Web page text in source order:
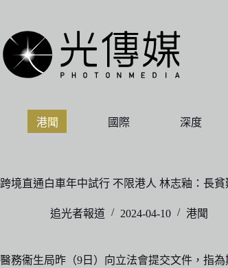
主
要
內
港聞 國際 深度
跨境直通白車年中試行 不限港人 林志釉：長
追光者報道 2024-04-10 港聞
醫務衞生局昨（9日）向立法會提交文件，指